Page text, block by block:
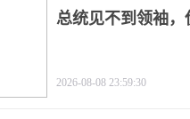
总统见不到领袖，
2026-08-08 23:59:30